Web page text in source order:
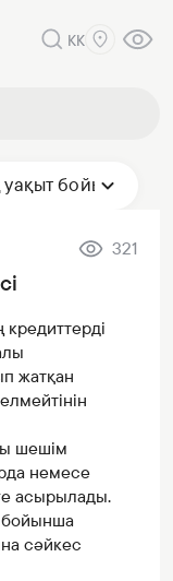
KK
бойы
321
жатқан
шешім
немесе
асырылады.
бойынша
сәйкес